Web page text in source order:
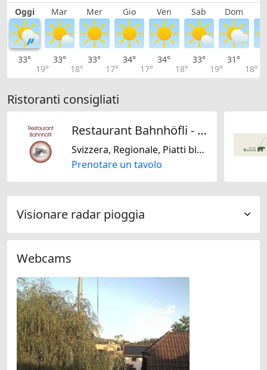
Oggi Mar Mer Gio Ven Sab Dom
33°
19°
33°
18°
33°
17°
34°
17°
34°
18°
33°
19°
31°
18°
Ristoranti consigliati
Restaurant Bahnhöfli - Ihre Adresse für feines Essen in der Region Brugg Aargau
Svizzera, Regionale, Piatti biologici, Senza lattosio, Senza glutine
Prenotare un tavolo
Visionare radar pioggia
Webcams